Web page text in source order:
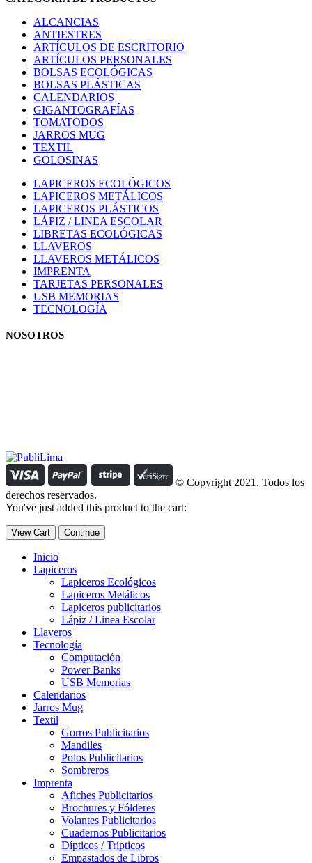
ALCANCIAS
ANTIESTRES
ARTÍCULOS DE ESCRITORIO
ARTÍCULOS PERSONALES
BOLSAS ECOLÓGICAS
BOLSAS PLÁSTICAS
CALENDARIOS
GIGANTOGRAFÍAS
TOMATODOS
JARROS MUG
TEXTIL
GOLOSINAS
LAPICEROS ECOLÓGICOS
LAPICEROS METÁLICOS
LAPICEROS PLÁSTICOS
LÁPIZ / LINEA ESCOLAR
LIBRETAS ECOLÓGICAS
LLAVEROS
LLAVEROS METÁLICOS
IMPRENTA
TARJETAS PERSONALES
USB MEMORIAS
TECNOLOGÍA
NOSOTROS
© Copyright 2021. Todos los
derechos reservados.
You've just added this product to the cart:
View Cart Continue
Inicio
Lapiceros
Lapiceros Ecológicos
Lapiceros Metálicos
Lapiceros publicitarios
Lápiz / Linea Escolar
Llaveros
Tecnología
Computación
Power Banks
USB Memorias
Calendarios
Jarros Mug
Textil
Gorros Publicitarios
Mandiles
Polos Publicitarios
Sombreros
Imprenta
Afiches Publicitarios
Brochures y Fólderes
Volantes Publicitarios
Cuadernos Publicitarios
Dípticos / Trípticos
Empastados de Libros